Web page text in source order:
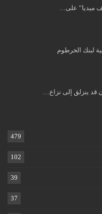
ميديا” على…
لبنك الخرطوم
قد ينزلق إلى نزاع…
479
102
39
37